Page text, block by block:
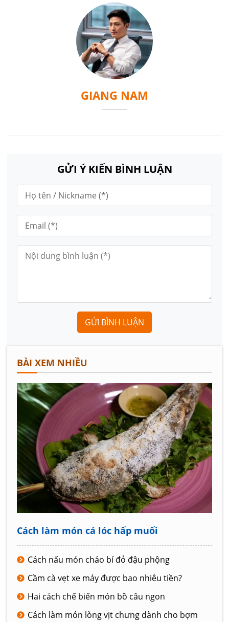
GIANG NAM
GỬI Ý KIẾN BÌNH LUẬN
GỬI BÌNH LUẬN
BÀI XEM NHIỀU
Cách làm món cá lóc hấp muối
Cách nấu món cháo bí đỏ đậu phộng
Cầm cà vẹt xe máy được bao nhiêu tiền?
Hai cách chế biến món bồ câu ngon
Cách làm món lòng vịt chưng dành cho bợm